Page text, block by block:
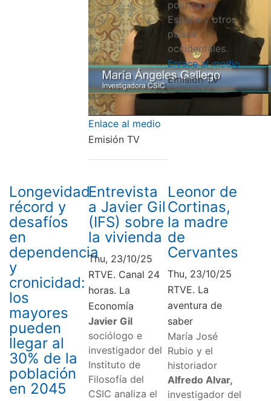
Enlace al medio
Emisión TV
política en
España y otros
países
occidentales.
Enlace al medio
Emisión TV
Longevidad
récord y
desafíos
en
dependencia
y
cronicidad:
los
mayores
pueden
llegar al
30% de la
población
en 2045
Entrevista
a Javier Gil
(IFS) sobre
la vivienda
Thu, 23/10/25
RTVE. Canal 24
horas. La
Economía
Javier Gil
sociólogo e
investigador del
Instituto de
Filosofía del
CSIC analiza el
Leonor de
Cortinas,
la madre
de
Cervantes
Thu, 23/10/25
RTVE. La
aventura de
saber
María José
Rubio y el
historiador
Alfredo Alvar,
investigador del